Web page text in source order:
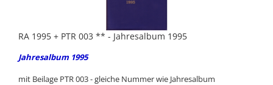
RA 1995 + PTR 003 ** - Jah­res­al­bum 1995
Jah­res­al­bum 1995
mit Bei­la­ge PTR 003 - glei­che Num­mer wie Jah­res­al­bum